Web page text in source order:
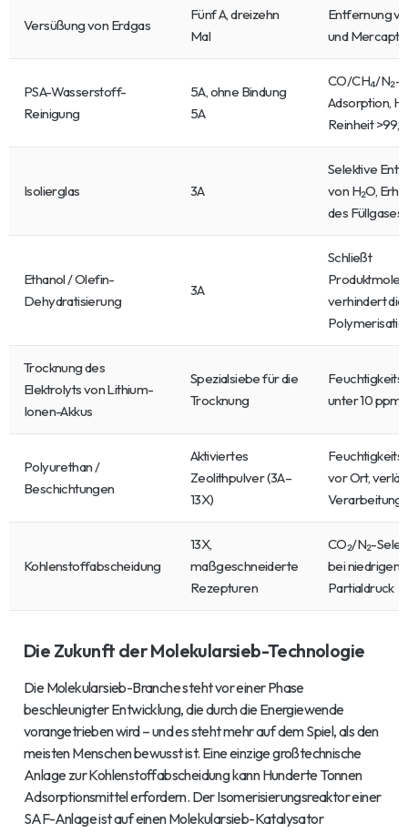
Versüßung von Erdgas
Fünf A, dreizehn
Mal
Entfernung
und
PSA-Wasserstoff-
Reinigung
5A, ohne Bindung
5A
CO/CH₄/N₂-
Adsorption,
Reinheit
Isolierglas 3A
Selektive
von H₂O,
des Füllgases
Ethanol / Olefin-
Dehydratisierung
3A
Schließt
verhindert die
Trocknung des
Elektrolyts von Lithium-
Ionen-Akkus
Spezialsiebe für die
Trocknung
unter 10 ppm
Polyurethan /
Beschichtungen
Aktiviertes
Zeolithpulver (3A–
13X)
vor Ort,
Kohlenstoffabscheidung
13X,
maßgeschneiderte
Rezepturen
CO₂/N₂-
bei niedrigem
Partialdruck
Die Zukunft der Molekularsieb-Technologie
Die Molekularsieb-Branche steht vor einer Phase
beschleunigter Entwicklung, die durch die Energiewende
vorangetrieben wird – und es steht mehr auf dem Spiel, als den
meisten Menschen bewusst ist. Eine einzige großtechnische
Anlage zur Kohlenstoffabscheidung kann Hunderte Tonnen
Adsorptionsmittel erfordern. Der Isomerisierungsreaktor einer
SAF-Anlage ist auf einen Molekularsieb-Katalysator